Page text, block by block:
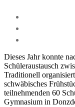
Dieses Jahr konnte
Schüleraustausch
Traditionell
schwäbisches
teilnehmenden 60
Gymnasium in